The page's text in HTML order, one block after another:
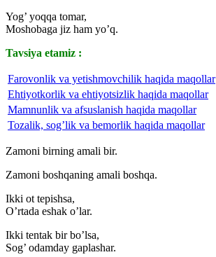
Yog’ yoqqa tomar,
Moshobaga jiz ham yo’q.
Tavsiya etamiz :
Farovonlik va yetishmovchilik haqida maqollar
Ehtiyotkorlik va ehtiyotsizlik haqida maqollar
Mamnunlik va afsuslanish haqida maqollar
Tozalik, sog’lik va bemorlik haqida maqollar
Zamoni birning amali bir.
Zamoni boshqaning amali boshqa.
Ikki ot tepishsa,
O’rtada eshak o’lar.
Ikki tentak bir bo’lsa,
Sog’ odamday gaplashar.